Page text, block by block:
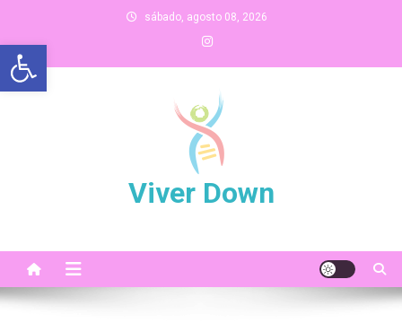
Abrir a barra de ferramentas
content
sábado, agosto 08, 2026
Viver Down